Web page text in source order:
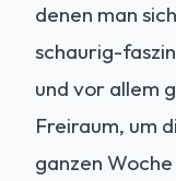
denen man
schaurig-
und vor allem
Freiraum, um
ganzen